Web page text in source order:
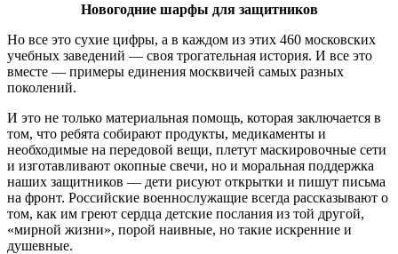
Новогодние шарфы для защитников
Но все это сухие цифры, а в каждом из этих 460 московских
учебных заведений — своя трогательная история. И все это
вместе — примеры единения москвичей самых разных
поколений.
И это не только материальная помощь, которая заключается в
том, что ребята собирают продукты, медикаменты и
необходимые на передовой вещи, плетут маскировочные сети
и изготавливают окопные свечи, но и моральная поддержка
наших защитников — дети рисуют открытки и пишут письма
на фронт. Российские военнослужащие всегда рассказывают о
том, как им греют сердца детские послания из той другой,
«мирной жизни», порой наивные, но такие искренние и
душевные.